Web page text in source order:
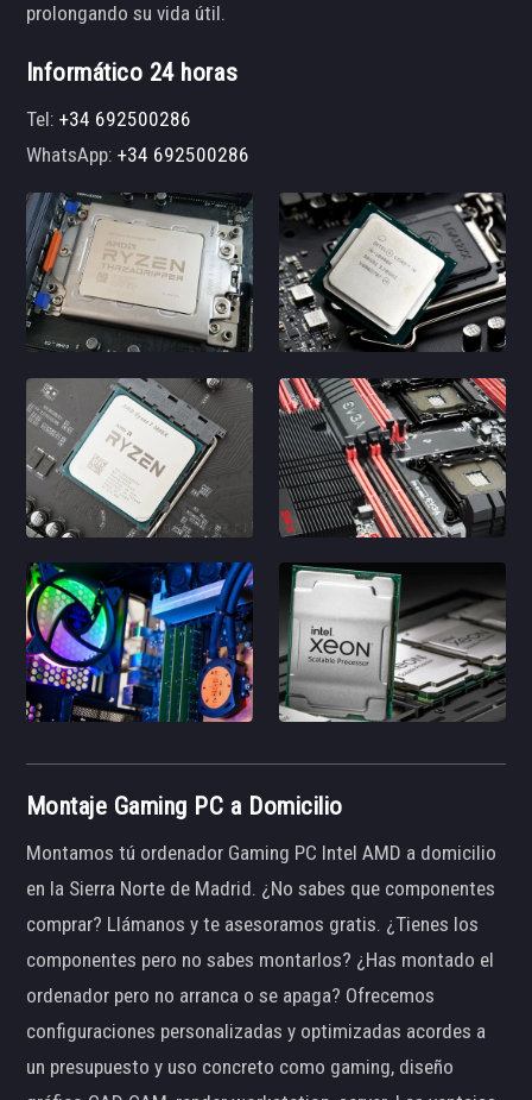
prolongando su vida útil.
Informático 24 horas
Tel:+34 692500286
WhatsApp:+34 692500286
Montaje Gaming PC a Domicilio
Montamos tú ordenador Gaming PC Intel AMD a domicilio
en la Sierra Norte de Madrid. ¿No sabes que componentes
comprar? Llámanos y te asesoramos gratis. ¿Tienes los
componentes pero no sabes montarlos? ¿Has montado el
ordenador pero no arranca o se apaga? Ofrecemos
configuraciones personalizadas y optimizadas acordes a
un presupuesto y uso concreto como gaming, diseño